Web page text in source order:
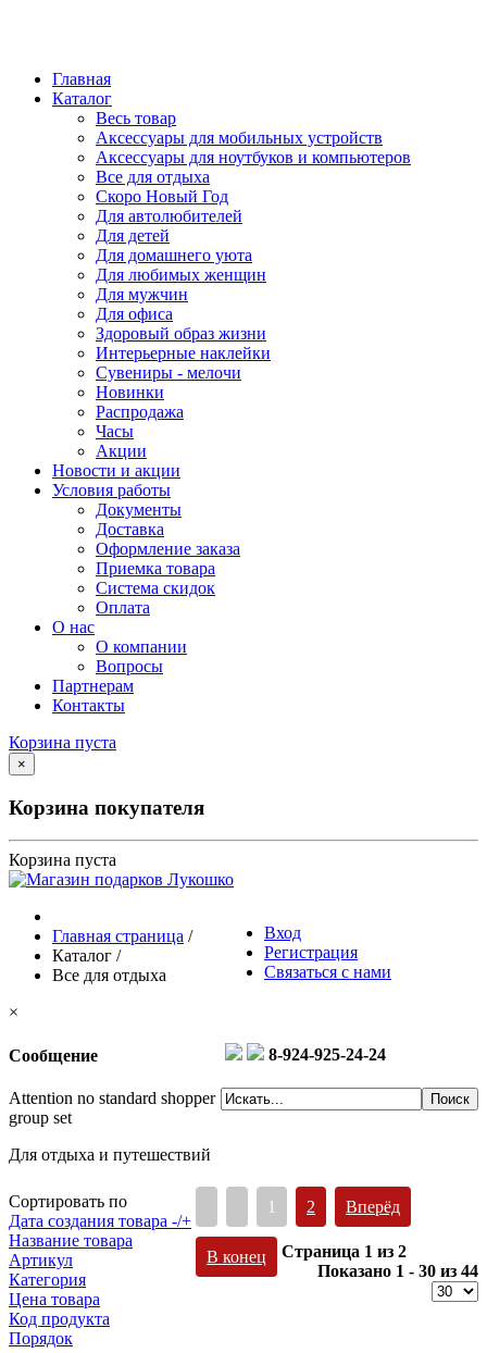
Главная
Каталог
Весь товар
Аксессуары для мобильных устройств
Аксессуары для ноутбуков и компьютеров
Все для отдыха
Скоро Новый Год
Для автолюбителей
Для детей
Для домашнего уюта
Для любимых женщин
Для мужчин
Для офиса
Здоровый образ жизни
Интерьерные наклейки
Сувениры - мелочи
Новинки
Распродажа
Часы
Акции
Новости и акции
Условия работы
Документы
Доставка
Оформление заказа
Приемка товара
Система скидок
Оплата
О нас
О компании
Вопросы
Партнерам
Контакты
Корзина пуста
×
Корзина покупателя
Корзина пуста
Вход
Регистрация
Связаться с нами
8-924-925-24-24
Главная страница /
Каталог /
Все для отдыха
×
Сообщение
Attention no standard shopper
group set
Для отдыха и путешествий
Сортировать по
Дата создания товара -/+
Название товара
Артикул
Категория
Цена товара
Код продукта
Порядок
1 2 Вперёд
В конец
Страница 1 из 2
Показано 1 - 30 из 44